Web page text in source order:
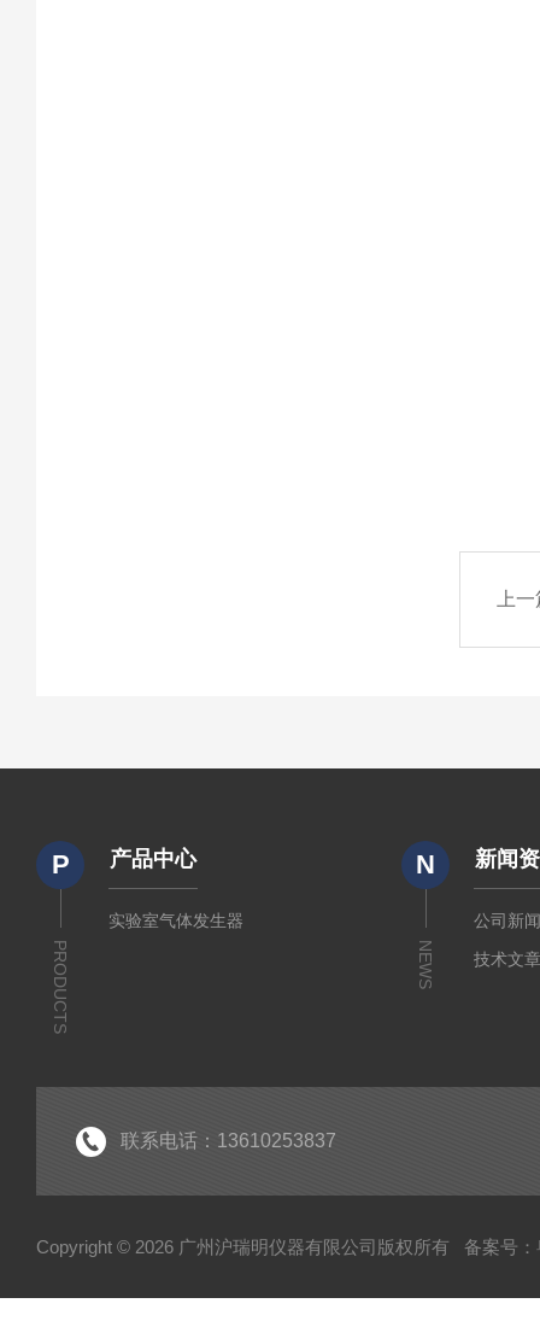
上
P
PRODUCTS
产品中心
实验室气体发生器
N
NEWS
新闻
公司新
技术文
联系电话：13610253837
Copyright © 2026 广州沪瑞明仪器有限公司版权所有 备案号